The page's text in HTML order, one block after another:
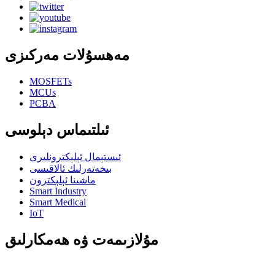
مەھسۇلات مەركىزى
MOSFETs
MCUs
PCBA
ئىلتىماس دېلوسى
ئىستېمال ئېلېكترونلىرى
بىخەتەرلىك ئالاقىسى
ماشىنا ئېلېكترون
Smart Industry
Smart Medical
IoT
مۇلازىمەت ۋە ھەمكارلىق